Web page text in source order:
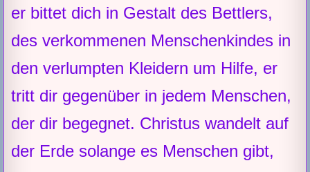
er bittet dich in Gestalt des Bettlers,
des verkommenen Menschenkindes in
den verlumpten Kleidern um Hilfe, er
tritt dir gegenüber in jedem Menschen,
der dir begegnet. Christus wandelt auf
der Erde solange es Menschen gibt,